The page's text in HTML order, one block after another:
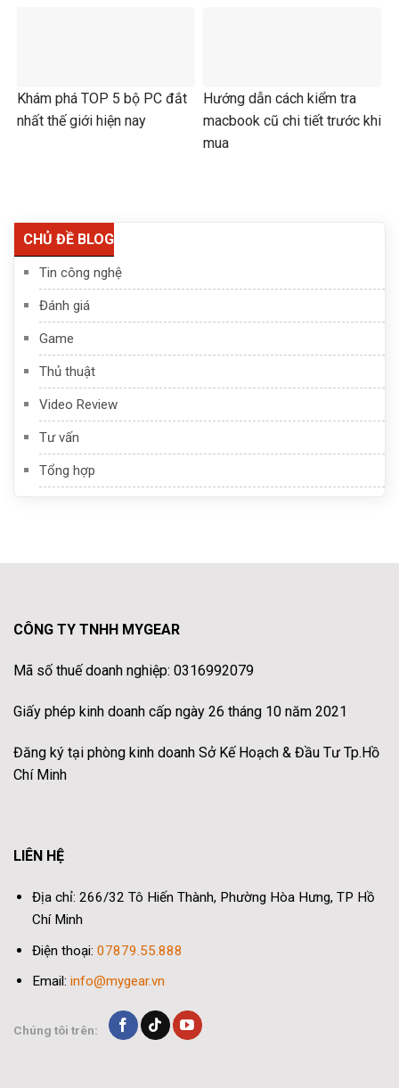
CHỦ ĐỀ BLOG
Tin công nghệ
Đánh giá
Game
Thủ thuật
Video Review
Tư vấn
Tổng hợp
Khám phá TOP 5 bộ PC đắt
nhất thế giới hiện nay
Hướng dẫn cách kiểm tra
macbook cũ chi tiết trước khi
mua
CÔNG TY TNHH MYGEAR
Mã số thuế doanh nghiệp: 0316992079
Giấy phép kinh doanh cấp ngày 26 tháng 10 năm 2021
Đăng ký tại phòng kinh doanh Sở Kế Hoạch & Đầu Tư Tp.Hồ
Chí Minh
LIÊN HỆ
Địa chỉ: 266/32 Tô Hiến Thành, Phường Hòa Hưng, TP Hồ
Chí Minh
Điện thoại: 07879.55.888
Email: info@mygear.vn
Chúng tôi trên: